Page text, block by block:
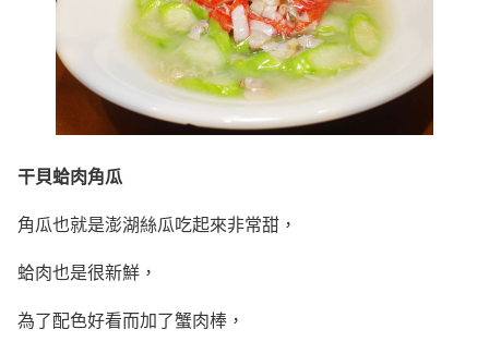
干貝蛤肉角瓜
角瓜也就是澎湖絲瓜吃起來非常甜，
蛤肉也是很新鮮，
為了配色好看而加了蟹肉棒，